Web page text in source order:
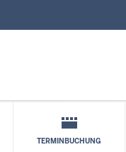
TERMINBUCHUNG